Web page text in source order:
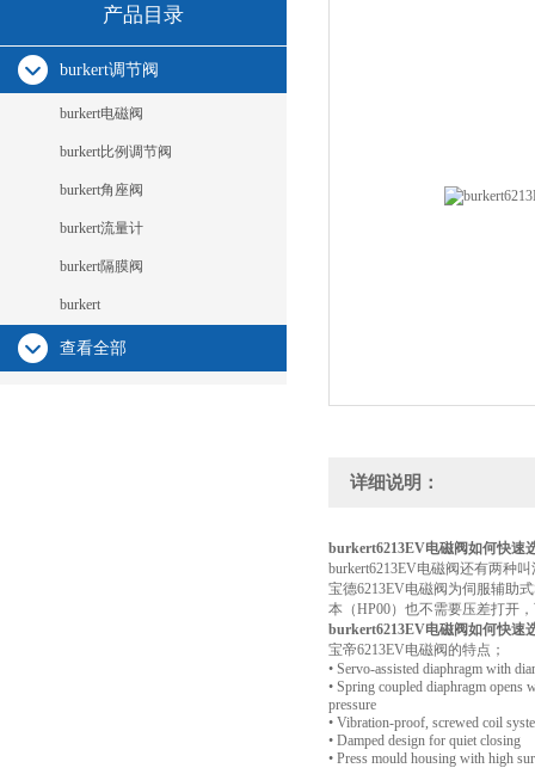
产品目录
burkert调节阀
burkert电磁阀
burkert比例调节阀
burkert角座阀
burkert流量计
burkert隔膜阀
burkert
查看全部
详细说明：
burkert6213EV电磁阀如何快速
burkert6213EV电磁阀还有两种
宝德6213EV电磁阀为伺服辅助
本（HP00）也不需要压差打开
burkert6213EV电磁阀如何快速
宝帝6213EV电磁阀的特点；
• Servo-assisted diaphragm with
• Spring coupled diaphragm opens
pressure
• Vibration-proof, screwed coil
• Damped design for quiet closing
• Press mould housing with high